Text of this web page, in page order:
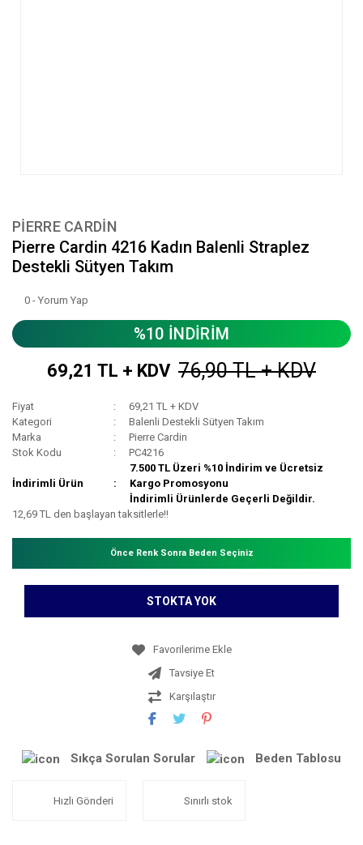
PIERRE CARDIN
Pierre Cardin 4216 Kadın Balenli Straplez
Destekli Sütyen Takım
0 - Yorum Yap
%10 İNDİRİM
69,21 TL + KDV 76,90 TL + KDV
Fiyat
69,21 TL + KDV
Kategori
Balenli Destekli Sütyen Takım
Marka
Pierre Cardin
Stok Kodu
PC4216
İndirimli Ürün
7.500 TL Üzeri %10 İndirim ve Ücretsiz
Kargo Promosyonu
İndirimli Ürünlerde Geçerli Değildir.
12,69 TL den başlayan taksitlerle!!
Önce Renk Sonra Beden Seçiniz
STOKTA YOK
Tavsiye Et
Karşılaştır
Sıkça Sorulan Sorular Beden Tablosu
Hızlı Gönderi Sınırlı stok